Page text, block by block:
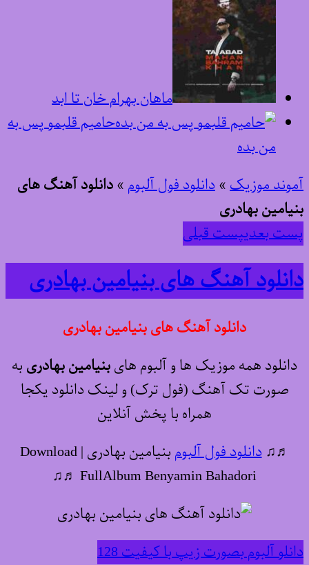
ماهان بهرام خان تا ابد
حامیم قلبمو پس به
من بده
آموند موزیک»دانلود فول آلبوم »دانلود آهنگ های
بنیامین بهادری
پست بعدیپست قبلی
دانلود آهنگ های بنیامین بهادری
دانلود آهنگ های بنیامین بهادری
دانلود همه موزیک ها و آلبوم هایبنیامین بهادری به
صورت تک آهنگ (فول ترک) و لینک دانلود یکجا
همراه با پخش آنلاین
♬♫دانلود فول آلبوم
بنیامین بهادری | Download
FullAlbum Benyamin Bahadori ♬♫
دانلو آلبوم بصورت زیپ با کیفیت 128